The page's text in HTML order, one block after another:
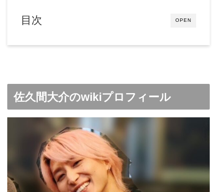
OPEN
目次
佐久間大介のwikiプロフィール